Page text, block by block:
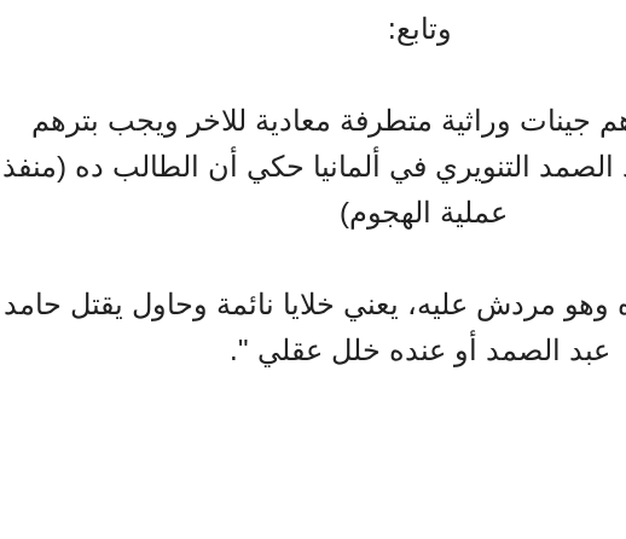
وتابع:
جينات وراثية متطرفة معادية للاخر ويجب بترهم
الصمد التنويري في ألمانيا حكي أن الطالب ده (منفذ
عملية الهجوم)
وهو مردش عليه، يعني خلايا نائمة وحاول يقتل حامد
عبد الصمد أو عنده خلل عقلي ".